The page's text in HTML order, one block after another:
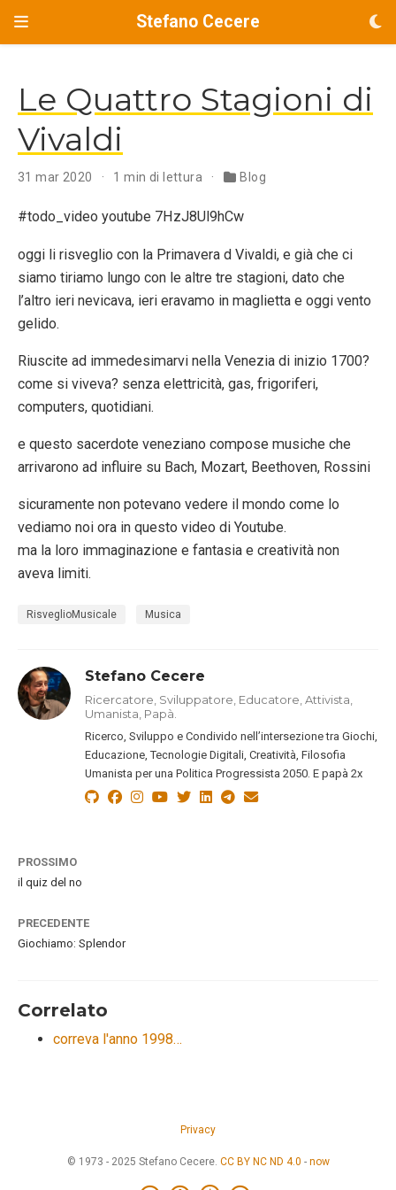
Stefano Cecere
Le Quattro Stagioni di
Vivaldi
31 mar 2020 1 min di lettura Blog
#todo_video youtube 7HzJ8Ul9hCw
oggi li risveglio con la Primavera d Vivaldi, e già che ci
siamo tiriamo lungo con le altre tre stagioni, dato che
l’altro ieri nevicava, ieri eravamo in maglietta e oggi vento
gelido.
Riuscite ad immedesimarvi nella Venezia di inizio 1700?
come si viveva? senza elettricità, gas, frigoriferi,
computers, quotidiani.
e questo sacerdote veneziano compose musiche che
arrivarono ad influire su Bach, Mozart, Beethoven, Rossini
sicuramente non potevano vedere il mondo come lo
vediamo noi ora in questo video di Youtube.
ma la loro immaginazione e fantasia e creatività non
aveva limiti.
RisveglioMusicale Musica
Stefano Cecere
Ricercatore, Sviluppatore, Educatore, Attivista,
Umanista, Papà.
Ricerco, Sviluppo e Condivido nell’intersezione tra Giochi,
Educazione, Tecnologie Digitali, Creatività, Filosofia
Umanista per una Politica Progressista 2050. E papà 2x
PROSSIMO
il quiz del no
PRECEDENTE
Giochiamo: Splendor
Correlato
correva l'anno 1998…
Privacy
© 1973 - 2025 Stefano Cecere. CC BY NC ND 4.0 - now